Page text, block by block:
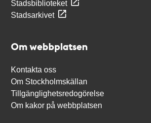
Stadsbiblioteket
Stadsarkivet
Om webbplatsen
Kontakta oss
Om Stockholmskällan
Tillgänglighetsredogörelse
Om kakor på webbplatsen